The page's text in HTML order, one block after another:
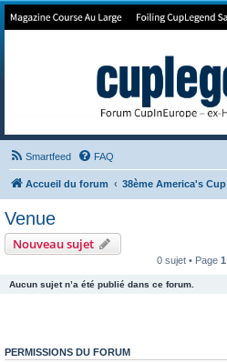
Forum de Cup In Europe
Smartfeed FAQ
Accueil du forum 38ème America's Cup
Venue
Nouveau sujet
0 sujet • Page 1
Aucun sujet n’a été publié dans ce forum.
PERMISSIONS DU FORUM